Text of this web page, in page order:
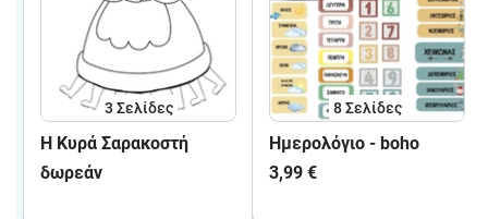
3 Σελίδες
H Κυρά Σαρακοστή
δωρεάν
8Σελίδες
Ημερολόγιο - boho
3,99 €